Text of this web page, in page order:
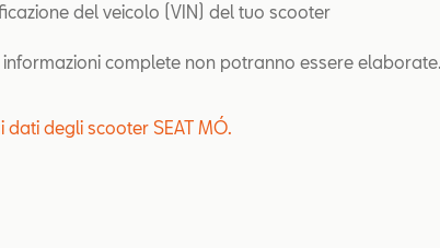
del veicolo (VIN) del tuo scooter
informazioni complete non potranno essere elaborate.
dati degli scooter SEAT MÓ.